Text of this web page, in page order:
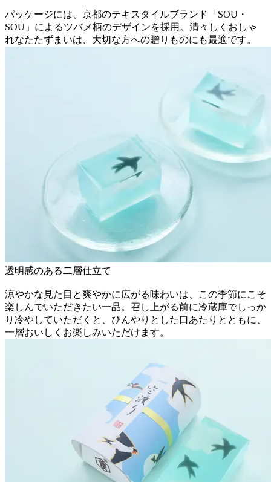
パッケージには、京都のテキスタイルブランド「SOU・
SOU」によるツバメ柄のデザインを採用。清々しくおしゃ
れなたたずまいは、大切な方への贈りものにも最適です。
透明感のある二層仕立て
涼やかな見た目と爽やかに広がる味わいは、この季節にこそ
楽しんでいただきたい一品。召し上がる前に冷蔵庫でしっか
り冷やしていただくと、ひんやりとした口あたりとともに、
一層おいしくお楽しみいただけます。